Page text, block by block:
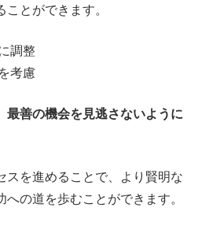
とができます。
調整
考慮
最善の機会を見逃さないように
スを進めることで、より賢明な
の道を歩むことができます。